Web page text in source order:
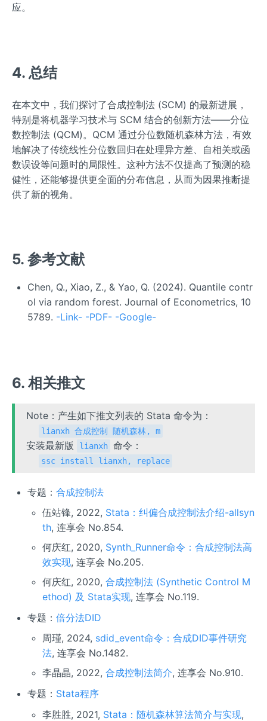
应。
4. 总结
在本文中，我们探讨了合成控制法 (SCM) 的最新进展，
特别是将机器学习技术与 SCM 结合的创新方法——分位
数控制法 (QCM)。QCM 通过分位数随机森林方法，有效
地解决了传统线性分位数回归在处理异方差、自相关或函
数误设等问题时的局限性。这种方法不仅提高了预测的稳
健性，还能够提供更全面的分布信息，从而为因果推断提
供了新的视角。
5. 参考文献
Chen, Q., Xiao, Z., & Yao, Q. (2024). Quantile contr
ol via random forest. Journal of Econometrics, 10
5789. -Link- -PDF- -Google-
6. 相关推文
Note：产生如下推文列表的 Stata 命令为：
lianxh 合成控制 随机森林, m
安装最新版 lianxh 命令：
ssc install lianxh, replace
专题： 合成控制法
伍站锋, 2022, Stata：纠偏合成控制法介绍-allsyn
th, 连享会 No.854.
何庆红, 2020, Synth_Runner命令：合成控制法高
效实现, 连享会 No.205.
何庆红, 2020,合成控制法 (Synthetic Control M
ethod) 及 Stata实现, 连享会 No.119.
专题： 倍分法DID
周瑾, 2024, sdid_event命令：合成DID事件研究
法, 连享会 No.1482.
李晶晶, 2022,合成控制法简介, 连享会 No.910.
专题： Stata程序
李胜胜, 2021, Stata：随机森林算法简介与实现,